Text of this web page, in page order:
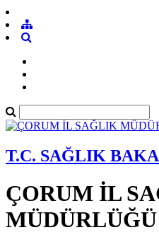
T.C. SAĞLIK
ÇORUM İL
MÜDÜRLÜĞÜ